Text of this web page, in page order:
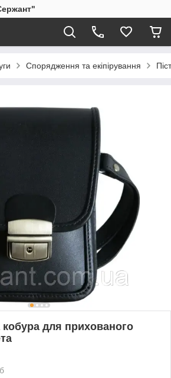
Спорядження та екіпірування
для прихованого